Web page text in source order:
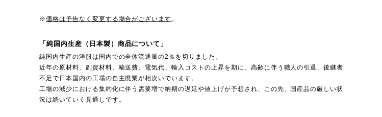
※価格は予告なく変更する場合がございます。
「純国内生産（日本製）商品について」
純国内生産の洋服は国内での全体流通量の2％を切りました。
近年の原材料、副資材料、輸送費、電気代、輸入コストの上昇を期に、高齢に伴う職人の引退、後継者
不足で日本国内の工場の自主廃業が相次いでいます。
工場の減少における集約化に伴う需要増で納期の遅延や値上げが予想され、この先、国産品の厳しい状
況は続いていく見通しです。